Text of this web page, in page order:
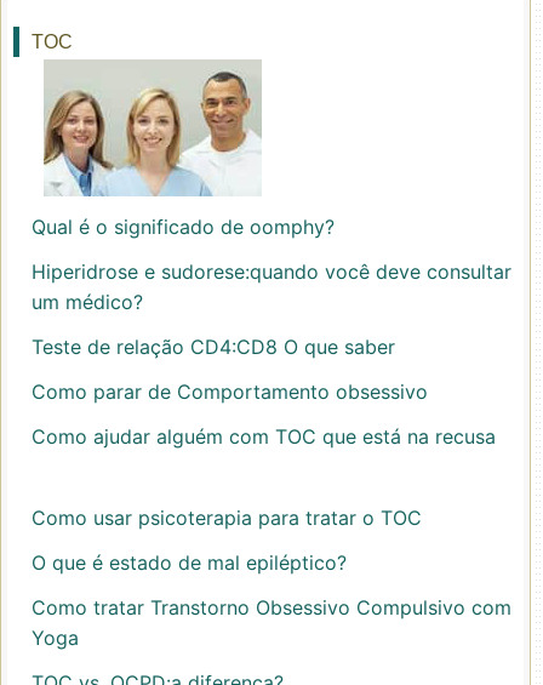
TOC
Qual é o significado de oomphy?
Hiperidrose e sudorese:quando você deve consultar
um médico?
Teste de relação CD4:CD8 O que saber
Como parar de Comportamento obsessivo
Como ajudar alguém com TOC que está na recusa
Como usar psicoterapia para tratar o TOC
O que é estado de mal epiléptico?
Como tratar Transtorno Obsessivo Compulsivo com
Yoga